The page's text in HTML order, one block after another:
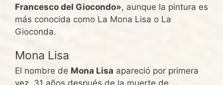
Francesco del Giocondo», aunque la pintura es
más conocida como La Mona Lisa o La
Gioconda.
Mona Lisa
El nombre de Mona Lisa apareció por primera